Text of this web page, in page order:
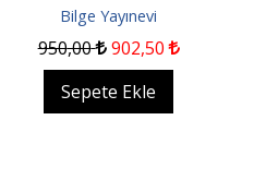
Bilge Yayınevi
950,00 902,50
Sepete Ekle